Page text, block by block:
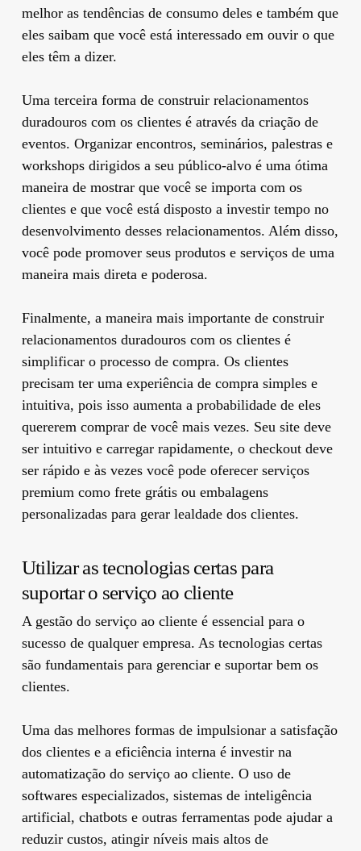
melhor as tendências de consumo deles e também que
eles saibam que você está interessado em ouvir o que
eles têm a dizer.
Uma terceira forma de construir relacionamentos
duradouros com os clientes é através da criação de
eventos. Organizar encontros, seminários, palestras e
workshops dirigidos a seu público-alvo é uma ótima
maneira de mostrar que você se importa com os
clientes e que você está disposto a investir tempo no
desenvolvimento desses relacionamentos. Além disso,
você pode promover seus produtos e serviços de uma
maneira mais direta e poderosa.
Finalmente, a maneira mais importante de construir
relacionamentos duradouros com os clientes é
simplificar o processo de compra. Os clientes
precisam ter uma experiência de compra simples e
intuitiva, pois isso aumenta a probabilidade de eles
quererem comprar de você mais vezes. Seu site deve
ser intuitivo e carregar rapidamente, o checkout deve
ser rápido e às vezes você pode oferecer serviços
premium como frete grátis ou embalagens
personalizadas para gerar lealdade dos clientes.
Utilizar as tecnologias certas para
suportar o serviço ao cliente
A gestão do serviço ao cliente é essencial para o
sucesso de qualquer empresa. As tecnologias certas
são fundamentais para gerenciar e suportar bem os
clientes.
Uma das melhores formas de impulsionar a satisfação
dos clientes e a eficiência interna é investir na
automatização do serviço ao cliente. O uso de
softwares especializados, sistemas de inteligência
artificial, chatbots e outras ferramentas pode ajudar a
reduzir custos, atingir níveis mais altos de